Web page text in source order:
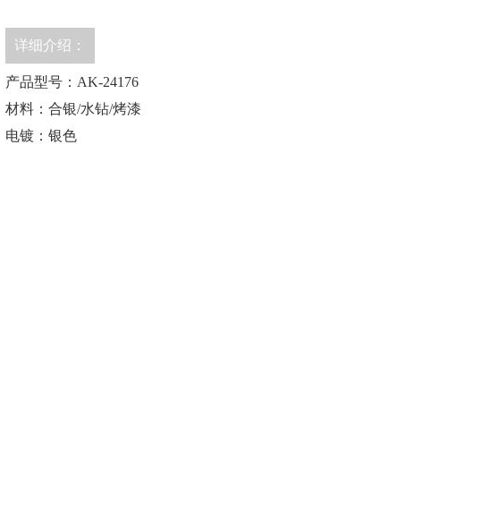
详细介绍：
产品型号：AK-24176
材料：合银/水钻/烤漆
电镀：银色